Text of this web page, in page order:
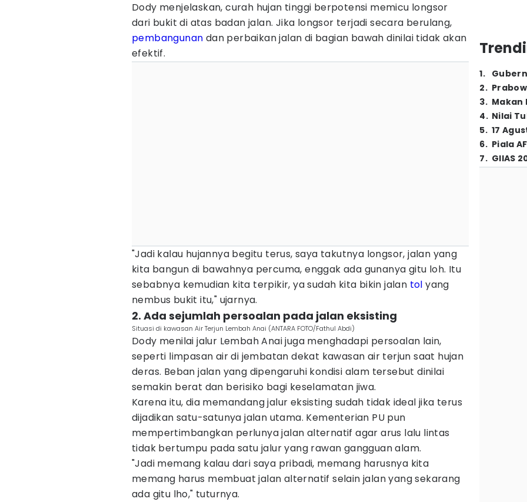
Dody menjelaskan, curah hujan tinggi berpotensi memicu longsor
dari bukit di atas badan jalan. Jika longsor terjadi secara berulang,
pembangunan dan perbaikan jalan di bagian bawah dinilai tidak akan
efektif.
"Jadi kalau hujannya begitu terus, saya takutnya longsor, jalan yang
kita bangun di bawahnya percuma, enggak ada gunanya gitu loh. Itu
sebabnya kemudian kita terpikir, ya sudah kita bikin jalan tol yang
nembus bukit itu," ujarnya.
2. Ada sejumlah persoalan pada jalan eksisting
Situasi di kawasan Air Terjun Lembah Anai (ANTARA FOTO/Fathul Abdi)
Dody menilai jalur Lembah Anai juga menghadapi persoalan lain,
seperti limpasan air di jembatan dekat kawasan air terjun saat hujan
deras. Beban jalan yang dipengaruhi kondisi alam tersebut dinilai
semakin berat dan berisiko bagi keselamatan jiwa.
Karena itu, dia memandang jalur eksisting sudah tidak ideal jika terus
dijadikan satu-satunya jalan utama. Kementerian PU pun
mempertimbangkan perlunya jalan alternatif agar arus lalu lintas
tidak bertumpu pada satu jalur yang rawan gangguan alam.
"Jadi memang kalau dari saya pribadi, memang harusnya kita
memang harus membuat jalan alternatif selain jalan yang sekarang
ada gitu lho," tuturnya.
1.
2.
3. Makan
4. Nilai
5. 17
6. Piala
7. GIIAS